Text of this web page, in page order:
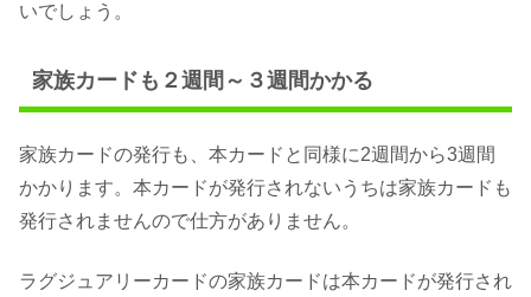
いでしょう。
家族カードも２週間～３週間かかる
家族カードの発行も、本カードと同様に2週間から3週間
かかります。本カードが発行されないうちは家族カードも
発行されませんので仕方がありません。
ラグジュアリーカードの家族カードは本カードが発行され